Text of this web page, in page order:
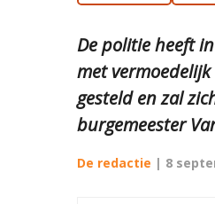
De politie heeft
met
gesteld en zal
burgemeester
De redactie | 8